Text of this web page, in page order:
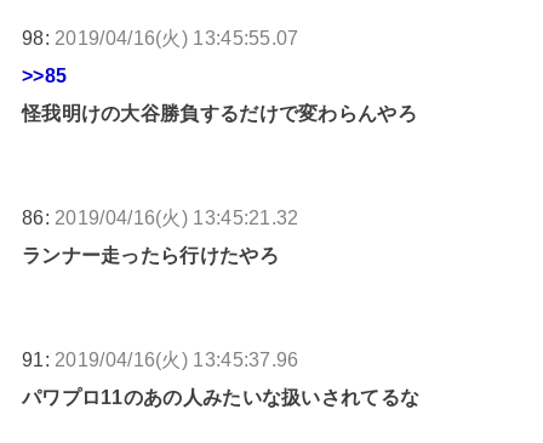
98: 2019/04/16(火) 13:45:55.07
>>85
怪我明けの大谷勝負するだけで変わらんやろ
86: 2019/04/16(火) 13:45:21.32
ランナー走ったら行けたやろ
91: 2019/04/16(火) 13:45:37.96
パワプロ11のあの人みたいな扱いされてるな